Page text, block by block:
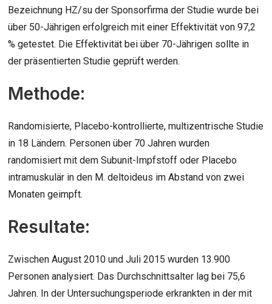
Bezeichnung HZ/su der Sponsorfirma der Studie wurde bei
über 50-Jährigen erfolgreich mit einer Effektivität von 97,2
% getestet. Die Effektivität bei über 70-Jährigen sollte in
der präsentierten Studie geprüft werden.
Methode:
Randomisierte, Placebo-kontrollierte, multizentrische Studie
in 18 Ländern. Personen über 70 Jahren wurden
randomisiert mit dem Subunit-Impfstoff oder Placebo
intramuskulär in den M. deltoideus im Abstand von zwei
Monaten geimpft.
Resultate:
Zwischen August 2010 und Juli 2015 wurden 13.900
Personen analysiert. Das Durchschnittsalter lag bei 75,6
Jahren. In der Untersuchungsperiode erkrankten in der mit